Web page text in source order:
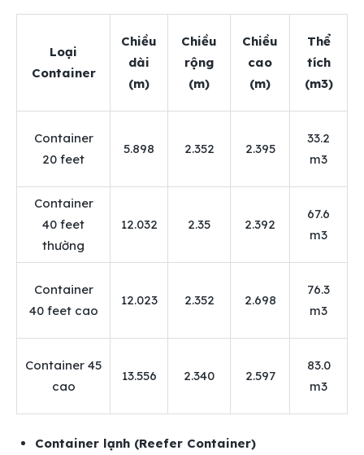
Loại
Container
Chiều
dài
(m)
Chiều
rộng
(m)
Chiều
cao
(m)
Thể
tích
(m3)
Container
20 feet
5.898 2.352 2.395
33.2
m3
Container
40 feet
thường
12.032 2.35 2.392
67.6
m3
Container
40 feet cao
12.023 2.352 2.698
76.3
m3
Container 45
cao
13.556 2.340 2.597
83.0
m3
Container lạnh (Reefer Container)